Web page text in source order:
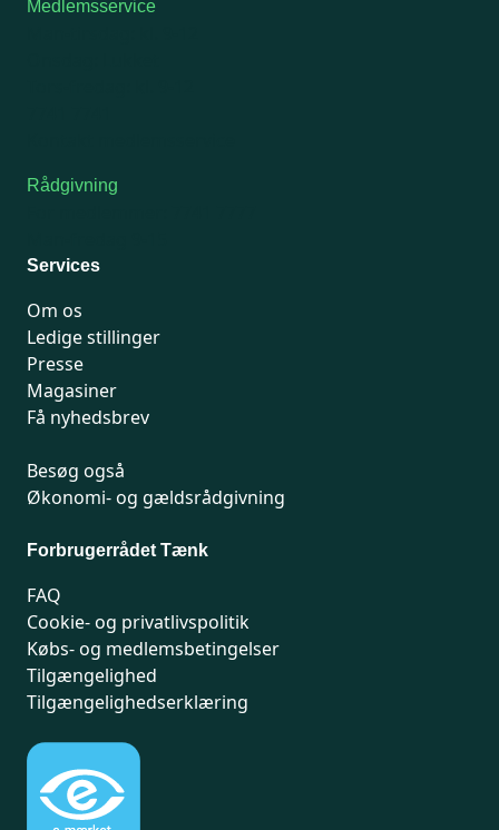
Medlemsservice
Rådgivning
Services
Om os
Ledige stillinger
Presse
Magasiner
Få nyhedsbrev
Besøg også
Økonomi- og gældsrådgivning
Forbrugerrådet Tænk
FAQ
Cookie- og privatlivspolitik
Købs- og medlemsbetingelser
Tilgængelighed
Tilgængelighedserklæring